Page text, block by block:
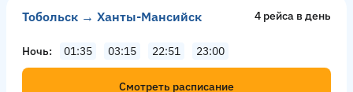
Тобольск → Ханты-Мансийск 4 рейсa в день
Ночь 01:35 03:15 22:51 23:00
Смотреть расписание